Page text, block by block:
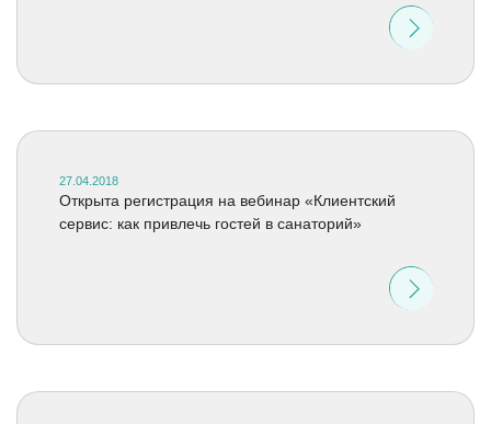
27.04.2018
Открыта регистрация на вебинар «Клиентский
сервис: как привлечь гостей в санаторий»